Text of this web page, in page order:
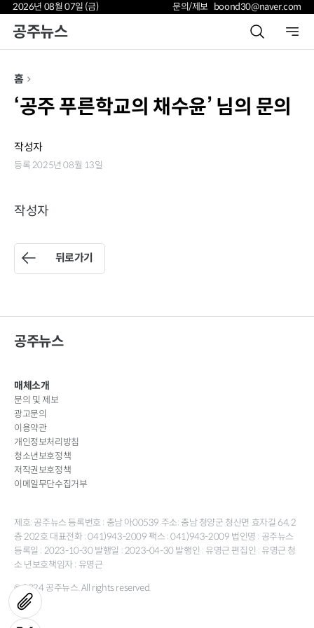
2026년 08월 07일 (금) 문의/제보 boond30@naver.com
공주뉴스
홈
‘공주 푸른학교의 채수윤’ 님의 문의
작성자
등록 2025년 08월 13일
작성자
뒤로가기
공주뉴스
매체소개
문의 및 제보
광고문의
이용약관
개인정보처리방침
청소년보호정책
저작권보호정책
이메일무단수집거부
제호: 공주뉴스 등록번호 : 충남 아00539 주소: 충남 청양군 청산면 효자길 64, 2
층 202호 대표전화 : 041)943-2009 팩스 : 041)943-2009 법인명 : 공주뉴스
등록일 : 2023-10-30 발행일 : 2023-04-30 발행인 : 유명근 편집인 : 유명근 청
소 년보호책임자 : 유명근
© 2024 공주뉴스. All rights reserved.